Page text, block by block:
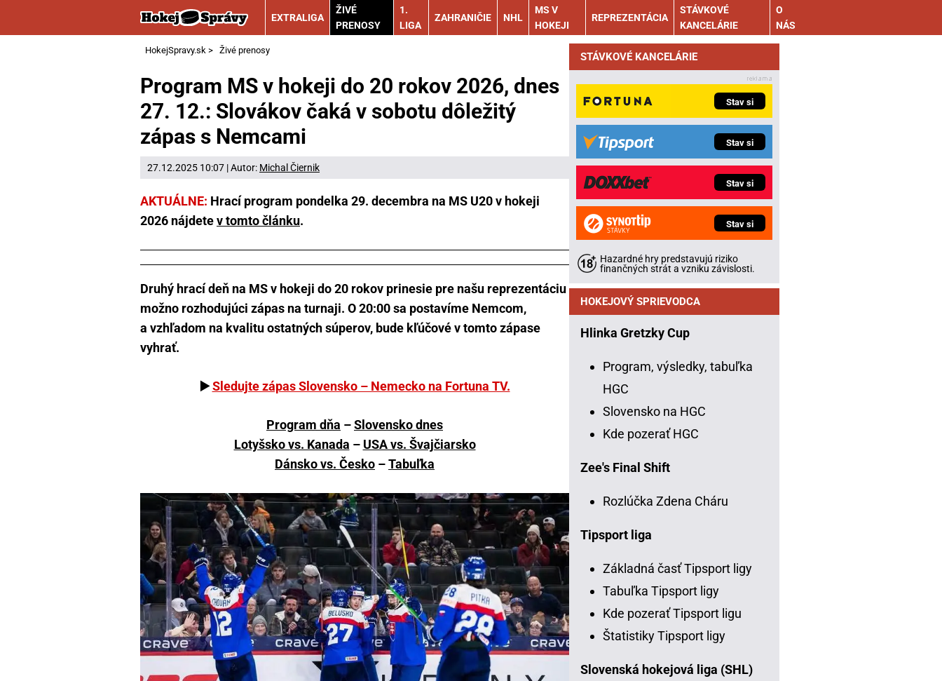
EXTRALIGA
ŽIVÉ
PRENOSY
1.
LIGA
ZAHRANIČIE NHL
MS V
HOKEJI
REPREZENTÁCIA
STÁVKOVÉ
KANCELÁRIE
O
NÁS
HokejSpravy.sk > Živé prenosy
Program MS v hokeji do 20 rokov 2026, dnes
27. 12.: Slovákov čaká v sobotu dôležitý
zápas s Nemcami
27.12.2025 10:07 | Autor: Michal Čiernik
AKTUÁLNE: Hrací program pondelka 29. decembra na MS U20 v hokeji
2026 nájdetev tomto článku.
Druhý hrací deň na MS v hokeji do 20 rokov prinesie pre našu reprezentáciu
možno rozhodujúci zápas na turnaji. O 20:00 sa postavíme Nemcom,
a vzhľadom na kvalitu ostatných súperov, bude kľúčové v tomto zápase
vyhrať.
▶️Sledujte zápas Slovensko – Nemecko na Fortuna TV.
Program dňa –Slovensko dnes
Lotyšsko vs. Kanada – USA vs. Švajčiarsko
Dánsko vs. Česko –Tabuľka
STÁVKOVÉ KANCELÁRIE
Stav si
Stav si
Stav si
Stav si
Hazardné hry predstavujú riziko
finančných strát a vzniku závislosti.
HOKEJOVÝ SPRIEVODCA
Hlinka Gretzky Cup
Program, výsledky, tabuľka
HGC
Slovensko na HGC
Kde pozerať HGC
Zee's Final Shift
Rozlúčka Zdena Cháru
Tipsport liga
Základná časť Tipsport ligy
Tabuľka Tipsport ligy
Kde pozerať Tipsport ligu
Štatistiky Tipsport ligy
Slovenská hokejová liga (SHL)